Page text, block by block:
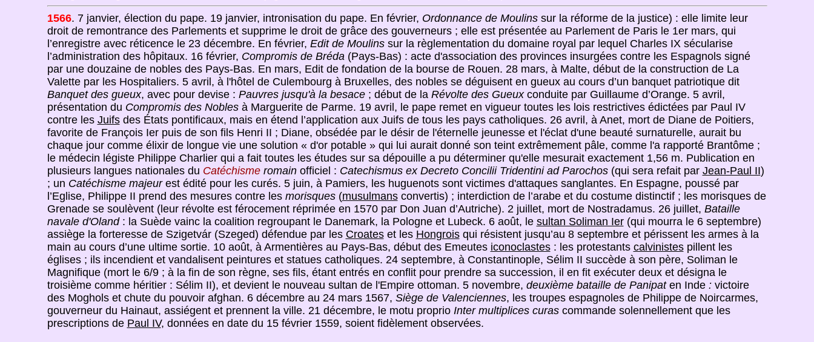
1566. 7 janvier, élection du pape. 19 janvier, intronisation du pape. En février, Ordonnance de Moulinssur la réforme de la justice) : elle limite leur
droit de remontrance des Parlements et supprime le droit de grâce des gouverneurs ; elle est présentée au Parlement de Paris le 1er mars, qui
l’enregistre avec réticence le 23 décembre. En février, Edit de Moulinssur la règlementation du domaine royal par lequel Charles IX sécularise
l’administration des hôpitaux. 16 février, Compromis de Bréda(Pays-Bas) : acte d'association des provinces insurgées contre les Espagnols signé
par une douzaine de nobles des Pays-Bas. En mars, Edit de fondation de la bourse de Rouen. 28 mars, à Malte, début de la construction de La
Valette par les Hospitaliers. 5 avril, à l'hôtel de Culembourg à Bruxelles, des nobles se déguisent en gueux au cours d’un banquet patriotique dit
Banquet des gueux, avec pour devise : Pauvres jusqu'à la besace; début de la Révolte des Gueuxconduite par Guillaume d’Orange. 5 avril,
présentation du Compromis des Noblesà Marguerite de Parme. 19 avril, le pape remet en vigueur toutes les lois restrictives édictées par Paul IV
contre les Juifsdes États pontificaux, mais en étend l’application aux Juifs de tous les pays catholiques. 26 avril, à Anet, mort de Diane de Poitiers,
favorite de François Ier puis de son fils Henri II ; Diane, obsédée par le désir de l'éternelle jeunesse et l'éclat d'une beauté surnaturelle, aurait bu
chaque jour comme élixir de longue vie une solution « d'or potable » qui lui aurait donné son teint extrêmement pâle, comme l'a rapporté Brantôme ;
le médecin légiste Philippe Charlier qui a fait toutes les études sur sa dépouille a pu déterminer qu'elle mesurait exactement 1,56 m. Publication en
plusieurs langues nationales du Catéchismeromainofficiel : Catechismus ex Decreto Concilii Tridentini ad Parochos(qui sera refait par Jean-Paul II)
; un Catéchisme majeur est édité pour les curés. 5 juin, à Pamiers, les huguenots sont victimes d'attaques sanglantes. En Espagne, poussé par
l’Eglise, Philippe II prend des mesures contre les morisques(musulmansconvertis) ; interdiction de l’arabe et du costume distinctif ; les morisques de
Grenade se soulèvent (leur révolte est férocement réprimée en 1570 par Don Juan d’Autriche). 2 juillet, mort de Nostradamus. 26 juillet, Bataille
navale d'Oland: la Suède vainc la coalition regroupant le Danemark, la Pologne et Lubeck. 6 août, le sultan Soliman Ier(qui mourra le 6 septembre)
assiège la forteresse de Szigetvár (Szeged) défendue par les Croateset les Hongroisqui résistent jusqu’au 8 septembre et périssent les armes à la
main au cours d’une ultime sortie. 10 août, à Armentières au Pays-Bas, début des Emeutes iconoclastes: les protestants calvinistespillent les
églises ; ils incendient et vandalisent peintures et statues catholiques. 24 septembre, à Constantinople, Sélim II succède à son père, Soliman le
Magnifique (mort le 6/9 ; à la fin de son règne, ses fils, étant entrés en conflit pour prendre sa succession, il en fit exécuter deux et désigna le
troisième comme héritier : Sélim II), et devient le nouveau sultan de l'Empire ottoman. 5 novembre, deuxième bataille de Panipat en Inde : victoire
des Moghols et chute du pouvoir afghan. 6 décembre au 24 mars 1567, Siège de Valenciennes, les troupes espagnoles de Philippe de Noircarmes,
gouverneur du Hainaut, assiégent et prennent la ville. 21 décembre, le motu proprio Inter multiplices curascommande solennellement que les
prescriptions de Paul IV, données en date du 15 février 1559, soient fidèlement observées.